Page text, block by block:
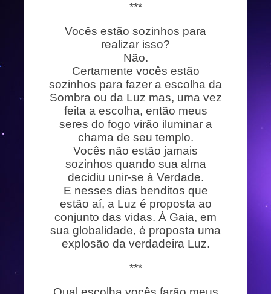
***
Vocês estão sozinhos para
realizar isso?
Não.
Certamente vocês estão
sozinhos para fazer a escolha da
Sombra ou da Luz mas, uma vez
feita a escolha, então meus
seres do fogo virão iluminar a
chama de seu templo.
Vocês não estão jamais
sozinhos quando sua alma
decidiu unir-se à Verdade.
E nesses dias benditos que
estão aí, a Luz é proposta ao
conjunto das vidas. À Gaia, em
sua globalidade, é proposta uma
explosão da verdadeira Luz.
***